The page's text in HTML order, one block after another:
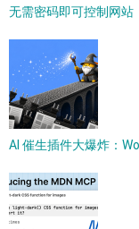
无需密码即可控制网站
AI 催生插件大爆炸：